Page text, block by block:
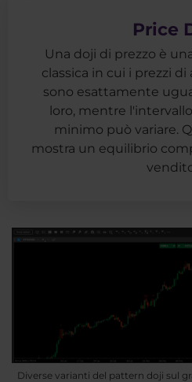
Price
Una doji di prezzo è
classica in cui i prezzi
sono esattamente
loro, mentre
minimo può variare.
mostra un equilibrio
Diverse varianti del pattern doji sul